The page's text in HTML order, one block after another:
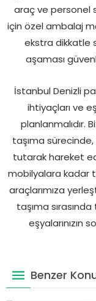
araç ve personel
için özel ambalaj
ekstra dikkatle
aşaması
İstanbul Denizli
ihtiyaçları ve
planlanmalıdır.
taşıma sürecinde,
tutarak hareket
mobilyalara kadar
araçlarımıza
taşıma
eşyalarınızın
Benzer